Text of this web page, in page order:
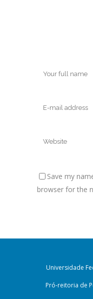
Save my
browser for the
Universidade
Pró-reitoria de